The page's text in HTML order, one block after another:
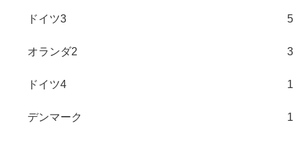
ドイツ3 5
オランダ2 3
ドイツ4 1
デンマーク 1